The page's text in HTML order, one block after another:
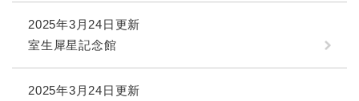
2025年3月24日更新
室生犀星記念館
2025年3月24日更新